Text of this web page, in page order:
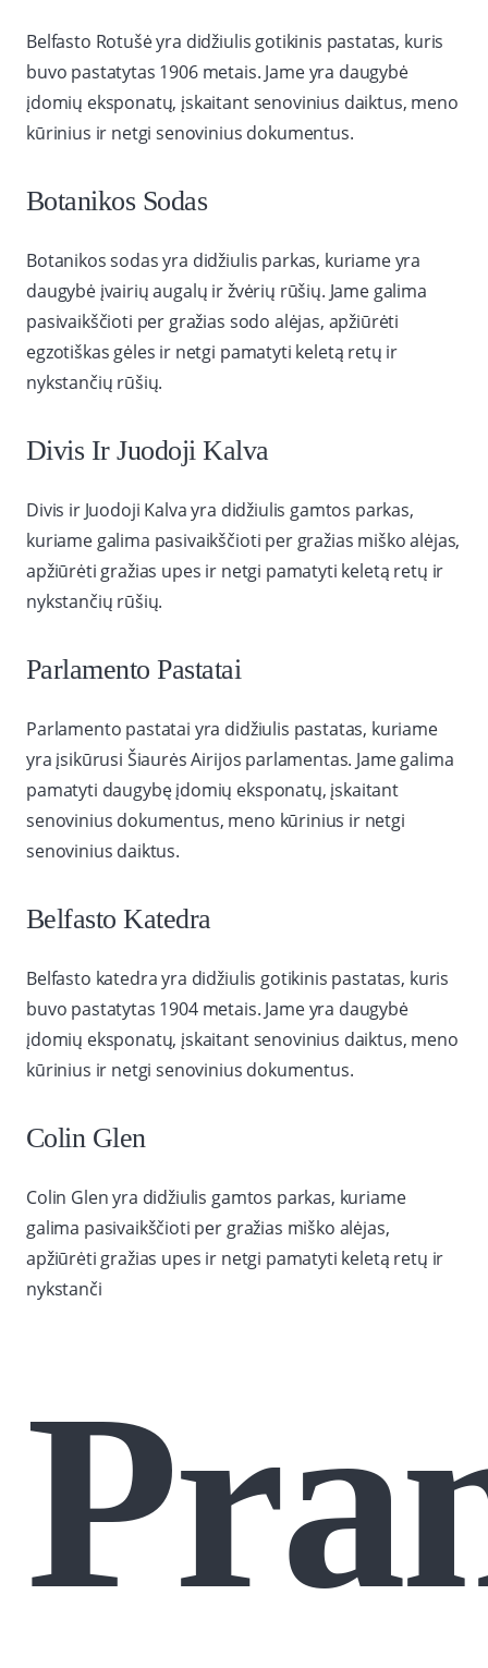
Belfasto Rotušė yra didžiulis gotikinis pastatas, kuris
buvo pastatytas 1906 metais. Jame yra daugybė
įdomių eksponatų, įskaitant senovinius daiktus, meno
kūrinius ir netgi senovinius dokumentus.
Botanikos Sodas
Botanikos sodas yra didžiulis parkas, kuriame yra
daugybė įvairių augalų ir žvėrių rūšių. Jame galima
pasivaikščioti per gražias sodo alėjas, apžiūrėti
egzotiškas gėles ir netgi pamatyti keletą retų ir
nykstančių rūšių.
Divis Ir Juodoji Kalva
Divis ir Juodoji Kalva yra didžiulis gamtos parkas,
kuriame galima pasivaikščioti per gražias miško alėjas,
apžiūrėti gražias upes ir netgi pamatyti keletą retų ir
nykstančių rūšių.
Parlamento Pastatai
Parlamento pastatai yra didžiulis pastatas, kuriame
yra įsikūrusi Šiaurės Airijos parlamentas. Jame galima
pamatyti daugybę įdomių eksponatų, įskaitant
senovinius dokumentus, meno kūrinius ir netgi
senovinius daiktus.
Belfasto Katedra
Belfasto katedra yra didžiulis gotikinis pastatas, kuris
buvo pastatytas 1904 metais. Jame yra daugybė
įdomių eksponatų, įskaitant senovinius daiktus, meno
kūrinius ir netgi senovinius dokumentus.
Colin Glen
Colin Glen yra didžiulis gamtos parkas, kuriame
galima pasivaikščioti per gražias miško alėjas,
apžiūrėti gražias upes ir netgi pamatyti keletą retų ir
nykstanči